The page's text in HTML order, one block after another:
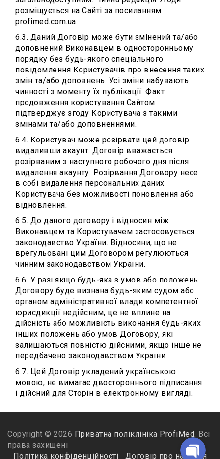
розміщується на Сайті за посиланням
profimed.com.ua.
6.3. Даний Договір може бути змінений та/або
доповнений Виконавцем в односторонньому
порядку без будь-якого спеціального
повідомлення Користувачів про внесення таких
змін та/або доповнень. Усі зміни набувають
чинності з моменту їх публікації. Факт
продовження користування Сайтом
підтверджує згоду Користувача з такими
змінами та/або доповненнями.
6.4. Користувач може розірвати цей договір
видаливши акаунт. Договір вважається
розірваним з наступного робочого дня після
видалення акаунту. Розірвання Договору несе
в собі видалення персональних даних
Користувача без можливості поновлення або
відновлення.
6.5. До даного договору і відносин між
Виконавцем та Користувачем застосовується
законодавство України. Відносини, що не
врегульовані цим Договором регулюються
чинним законодавством України.
6.6. У разі якщо будь-яка з умов або положень
Договору буде визнана будь-яким судом або
органом адміністративної влади компетентної
юрисдикції недійсним, це не вплине на
дійсність або можливість виконання будь-яких
інших положень або умов Договору, які
залишаються повністю дійсними, якщо інше не
передбачено законодавством України.
6.7. Цей Договір укладений українською
мовою, не вимагає двостороннього підписання
і дійсний для Сторін в електронному вигляді.
Copyright © 2026 Приватна поліклініка ProfiMed. Всі
права захищені
Політика конфіденційності
Договір про надання
Viber